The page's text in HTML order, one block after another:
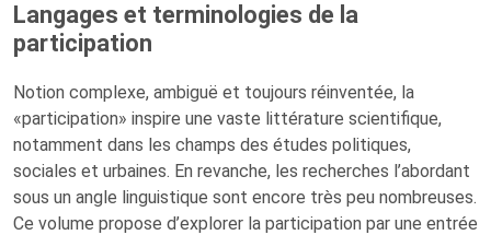
Langages et terminologies de la
participation
Notion complexe, ambiguë et toujours réinventée, la
«participation» inspire une vaste littérature scientifique,
notamment dans les champs des études politiques,
sociales et urbaines. En revanche, les recherches l’abordant
sous un angle linguistique sont encore très peu nombreuses.
Ce volume propose d’explorer la participation par une entrée